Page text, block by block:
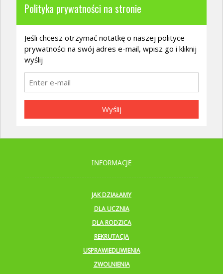
Polityka prywatności na stronie
Jeśli chcesz otrzymać notatkę o naszej polityce
prywatności na swój adres e-mail, wpisz go i kliknij
wyślij
Wyślij
INFORMACJE
JAK DZIAŁAMY
DLA UCZNIA
DLA RODZICA
REKRUTACJA
USPRAWIEDLIWIENIA
ZWOLNIENIA